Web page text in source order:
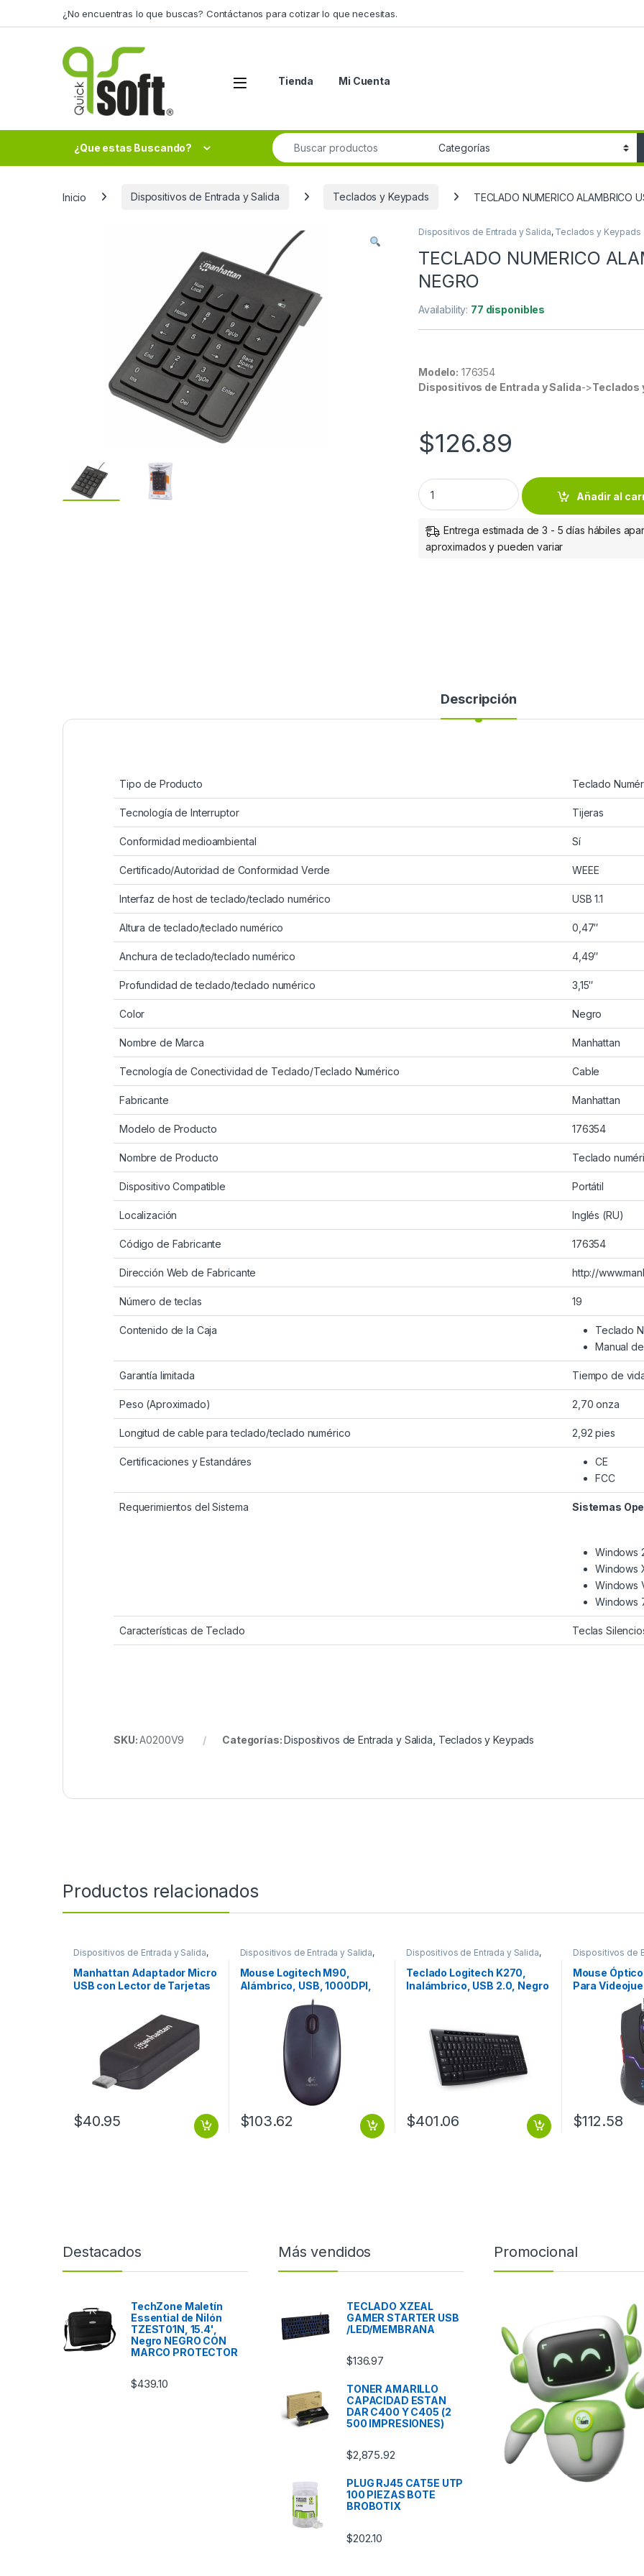
¿No encuentras lo que buscas? Contáctanos para cotizar lo que necesitas.
Tienda Mi Cuenta
¿Que estas Buscando?
Search for:
Inicio Dispositivos de Entrada y Salida Teclados y Keypads TECLADO NUMERICO ALAMBRICO
Dispositivos de Entrada y Salida, Teclados y Keypads
TECLADO NUMERICO
NEGRO
Availability: 77 disponibles
Modelo: 176354
Dispositivos de Entrada y Salida->Teclados
$126.89
TECLADO NUMERICO ALAMBRICO USB
Añadir al
Entrega estimada de 3 - 5 días hábiles
aproximados y pueden variar
Descripción
Tipo de Producto Teclado
Tecnología de Interruptor Tijeras
Conformidad medioambiental Sí
Certificado/Autoridad de Conformidad Verde WEEE
Interfaz de host de teclado/teclado numérico USB 1.1
Altura de teclado/teclado numérico 0,47″
Anchura de teclado/teclado numérico 4,49″
Profundidad de teclado/teclado numérico 3,15″
Color Negro
Nombre de Marca Manhattan
Tecnología de Conectividad de Teclado/Teclado Numérico Cable
Fabricante Manhattan
Modelo de Producto 176354
Nombre de Producto Teclado
Dispositivo Compatible Portátil
Localización Inglés (RU)
Código de Fabricante 176354
Dirección Web de Fabricante http://
Número de teclas 19
Contenido de la Caja
Teclado
Manual
Garantía limitada Tiempo de
Peso (Aproximado) 2,70 onza
Longitud de cable para teclado/teclado numérico 2,92 pies
Certificaciones y Estandáres
CE
FCC
Requerimientos del Sistema Sistemas
Windows
Windows
Windows
Windows
Características de Teclado Teclas
SKU:A0200V9 Categorías:Dispositivos de Entrada y Salida Teclados y Keypads
Productos relacionados
Dispositivos de Entrada y Salida,
USB y FireWire
Manhattan Adaptador Micro
USB con Lector de Tarjetas
USB 2.0 PUERTO USB 2.0 .
$40.95
Dispositivos de Entrada y Salida,
Mouse
Mouse Logitech M90,
Alámbrico, USB, 1000DPI,
Negro – para Mac/PC
$103.62
Dispositivos de Entrada y Salida,
Teclados y Keypads
Teclado Logitech K270,
Inalámbrico, USB 2.0, Negro
$401.06
Dispositivos de
Mouse
Mouse
Para
Manhattan
BOTONES
$112.58
Destacados
TechZone Maletín
Essential de Nilón
TZEST01N, 15.4',
Negro NEGRO CON
MARCO PROTECTOR
$439.10
Más vendidos
TECLADO XZEAL
GAMER STARTER USB
/LED/MEMBRANA
$136.97
TONER AMARILLO
CAPACIDAD ESTAN
DAR C400 Y C405 (2
500 IMPRESIONES)
$2,875.92
PLUG RJ45 CAT5E UTP
100 PIEZAS BOTE
BROBOTIX
$202.10
Promocional